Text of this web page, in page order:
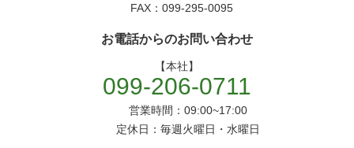
FAX：099-295-0095
お電話からのお問い合わせ
【本社】
099-206-0711
営業時間：09:00~17:00
定休日：毎週火曜日・水曜日